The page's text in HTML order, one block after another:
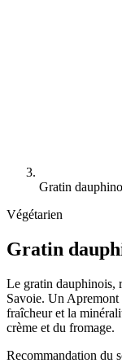
Gratin
Végétarien
Gratin
Le gratin dauphinois,
Savoie. Un Apremont
fraîcheur et la
crème et du fromage.
Recommandation du